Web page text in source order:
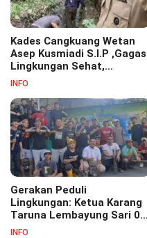
Kades Cangkuang Wetan
Asep Kusmiadi S.I.P ,Gagas
Lingkungan Sehat,
Bersihkan Saluran Air di RW
INFO
Gerakan Peduli
Lingkungan: Ketua Karang
Taruna Lembayung Sari 09
Irvan Permana Ajak
INFO